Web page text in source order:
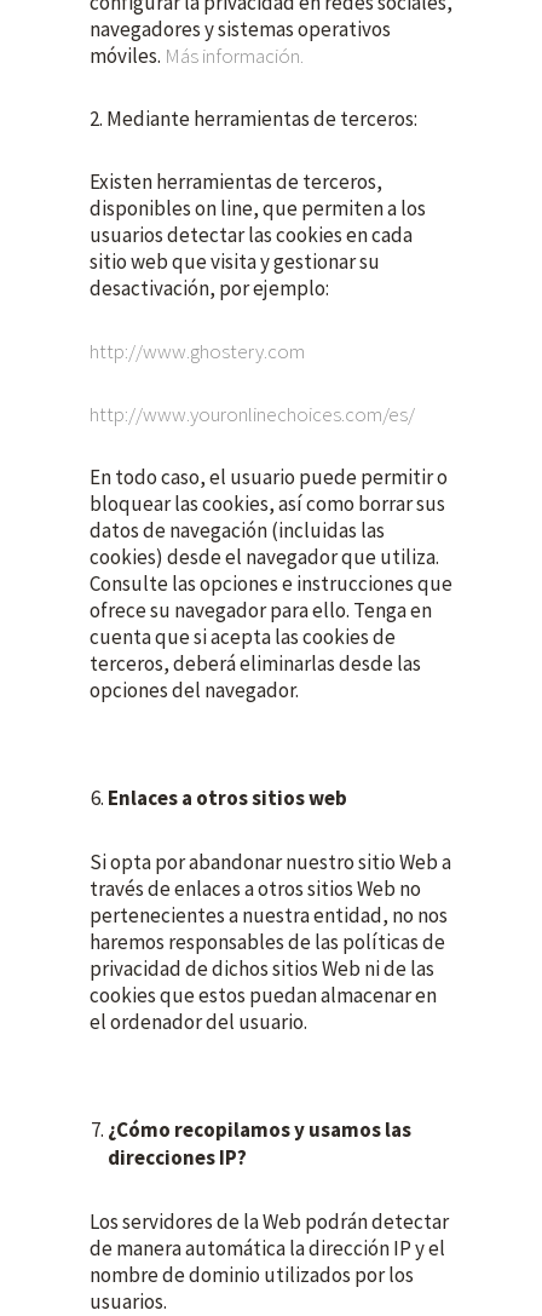
navegadores y sistemas operativos
móviles. Más información.
2. Mediante herramientas de terceros:
Existen herramientas de terceros,
disponibles on line, que permiten a los
usuarios detectar las cookies en cada
sitio web que visita y gestionar su
desactivación, por ejemplo:
http://www.ghostery.com
http://www.youronlinechoices.com/es/
En todo caso, el usuario puede permitir o
bloquear las cookies, así como borrar sus
datos de navegación (incluidas las
cookies) desde el navegador que utiliza.
Consulte las opciones e instrucciones que
ofrece su navegador para ello. Tenga en
cuenta que si acepta las cookies de
terceros, deberá eliminarlas desde las
opciones del navegador.
Enlaces a otros sitios web
Si opta por abandonar nuestro sitio Web a
través de enlaces a otros sitios Web no
pertenecientes a nuestra entidad, no nos
haremos responsables de las políticas de
privacidad de dichos sitios Web ni de las
cookies que estos puedan almacenar en
el ordenador del usuario.
¿Cómo recopilamos y usamos las
direcciones IP?
Los servidores de la Web podrán detectar
de manera automática la dirección IP y el
nombre de dominio utilizados por los
usuarios.